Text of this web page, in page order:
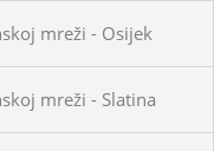
mreži - Osijek
mreži - Slatina